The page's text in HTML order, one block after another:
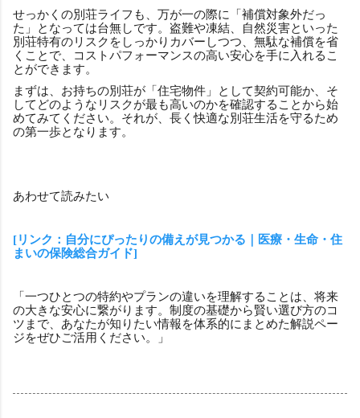
せっかくの別荘ライフも、万が一の際に「補償対象外だっ
た」となっては台無しです。盗難や凍結、自然災害といった
別荘特有のリスクをしっかりカバーしつつ、無駄な補償を省
くことで、コストパフォーマンスの高い安心を手に入れるこ
とができます。
まずは、お持ちの別荘が「住宅物件」として契約可能か、そ
してどのようなリスクが最も高いのかを確認することから始
めてみてください。それが、長く快適な別荘生活を守るため
の第一歩となります。
あわせて読みたい
[リンク：自分にぴったりの備えが見つかる｜医療・生命・住
まいの保険総合ガイド]
「一つひとつの特約やプランの違いを理解することは、将来
の大きな安心に繋がります。制度の基礎から賢い選び方のコ
ツまで、あなたが知りたい情報を体系的にまとめた解説ペー
ジをぜひご活用ください。」